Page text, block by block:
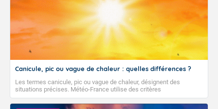
Canicule, pic ou vague de chaleur : quelles différences ?
Les termes canicule, pic ou vague de chaleur, désignent des
situations précises. Météo-France utilise des critères
climatologiques pour évaluer et qualifier les épisodes de chaleur qui
peuvent avoir des impacts sanitaires et socio-économiques